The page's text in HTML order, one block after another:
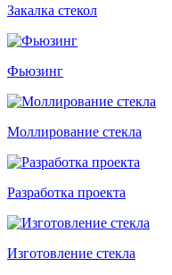
Закалка стекол
Фьюзинг
Моллирование стекла
Разработка проекта
Изготовление стекла